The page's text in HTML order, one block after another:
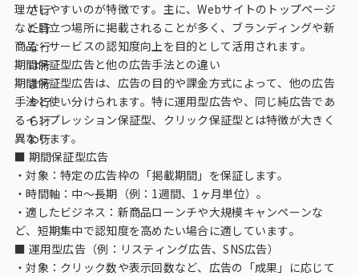
データ解析・予測
マーケティング支援
マーケティングDX
課題から探す
市場・顧客理解に関する課題
戦略設計に関する課題
商品／サービス開発に関する課題
施策実行に関する課題
さ行
た行
な行
は行
ま行
や行
ら行
わ行
理がしやすいのが特徴です。主に、Webサイトのトップページ
など目立つ場所に掲載されることが多く、ブランディングや新
商品・サービスの認知度向上を目的として活用されます。
期間保証型広告と他の広告手法との違い
期間保証型広告は、広告の目的や課金方式によって、他の広告
手法と使い分けられます。特に運用型広告や、同じ純広告であ
るインプレッション保証型、クリック保証型とは特徴が大きく
異なります。
■ 期間保証型広告
・対象：特定の広告枠の「掲載期間」を保証します。
・時間軸：中〜長期（例：1週間、1ヶ月単位）。
・適したビジネス：新商品ローンチや大規模キャンペーンな
ど、短期集中で認知度を高めたい場合に適しています。
■ 運用型広告（例：リスティング広告、SNS広告）
・対象：クリック数や表示回数など、広告の「成果」に応じて